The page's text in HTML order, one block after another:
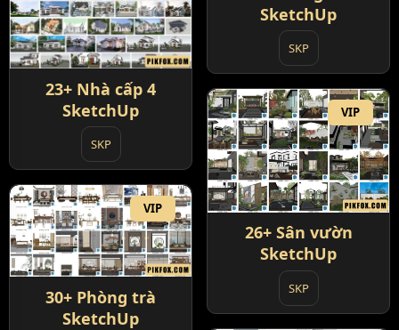
SketchUp
SKP
23+ Nhà cấp 4
SketchUp
SKP
VIP
26+ Sân vườn
SketchUp
SKP
VIP
30+ Phòng trà
SketchUp